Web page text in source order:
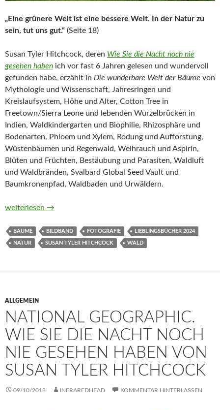
„Eine grünere Welt ist eine bessere Welt. In der Natur zu
sein, tut uns gut.“ (Seite 18)
Susan Tyler Hitchcock, deren Wie Sie die Nacht noch nie
gesehen haben ich vor fast 6 Jahren gelesen und wundervoll
gefunden habe, erzählt in Die wunderbare Welt der Bäume von
Mythologie und Wissenschaft, Jahresringen und
Kreislaufsystem, Höhe und Alter, Cotton Tree in
Freetown/Sierra Leone und lebenden Wurzelbrücken in
Indien, Waldkindergarten und Biophilie, Rhizosphäre und
Bodenarten, Phloem und Xylem, Rodung und Aufforstung,
Wüstenbäumen und Regenwald, Weihrauch und Aspirin,
Blüten und Früchten, Bestäubung und Parasiten, Waldluft
und Waldbränden, Svalbard Global Seed Vault und
Baumkronenpfad, Waldbaden und Urwäldern.
Die wunderbare Welt der Bäume. Wissen, Legenden und
weiterlesen →
BÄUME BILDBAND FOTOGRAFIE LIEBLINGSBÜCHER 2024
NATUR SUSAN TYLER HITCHCOCK WALD
ALLGEMEIN
NATIONAL GEOGRAPHIC.
WIE SIE DIE NACHT NOCH
NIE GESEHEN HABEN VON
SUSAN TYLER HITCHCOCK
09/10/2018 INFRAREDHEAD KOMMENTAR HINTERLASSEN